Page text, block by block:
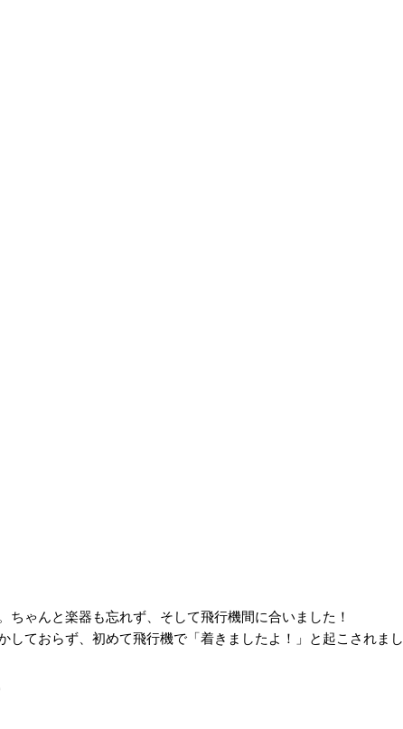
ゃんと楽器も忘れず、そして飛行機間に合いました！
ておらず、初めて飛行機で「着きましたよ！」と起こされまし